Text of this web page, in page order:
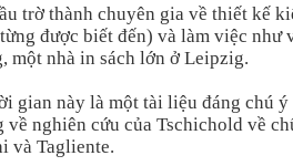
trờ thành chuyên gia về thiết kế
được biết đến) và làm việc như
một nhà in sách lớn ở Leipzig.
gian này là một tài liệu đáng chú
về nghiên cứu của Tschichold về
và Tagliente.